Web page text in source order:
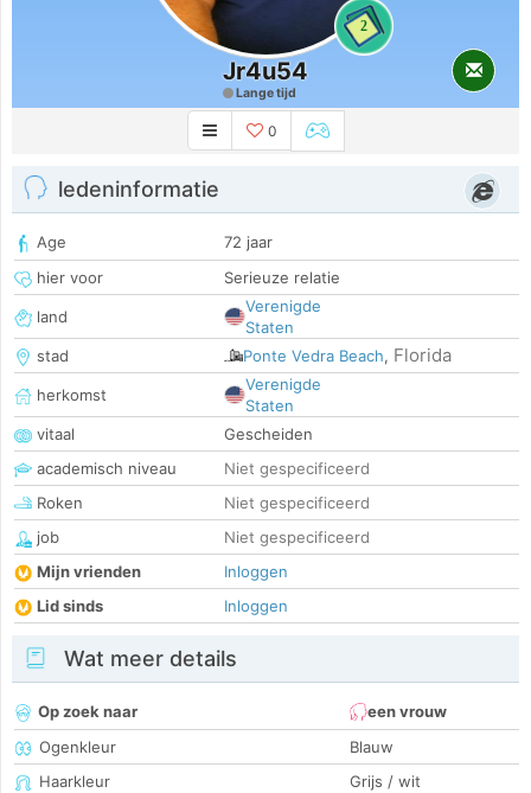
2
Jr4u54
Lange tijd
0
ledeninformatie
Age
72 jaar
hier voor
Serieuze relatie
land
Verenigde
Staten
stad
Ponte Vedra Beach, Florida
herkomst
Verenigde
Staten
vitaal
Gescheiden
academisch niveau
Niet gespecificeerd
Roken
Niet gespecificeerd
job
Niet gespecificeerd
Mijn vrienden
Inloggen
Lid sinds
Inloggen
Wat meer details
Op zoek naar
een vrouw
Ogenkleur
Blauw
Haarkleur
Grijs / wit